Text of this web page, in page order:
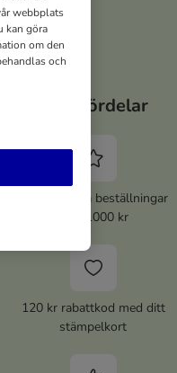
Dina fördelar
5% rabatt på beställningar
över 1000 kr
120 kr rabattkod med ditt
stämpelkort
webbplats
kan göra
om den
och